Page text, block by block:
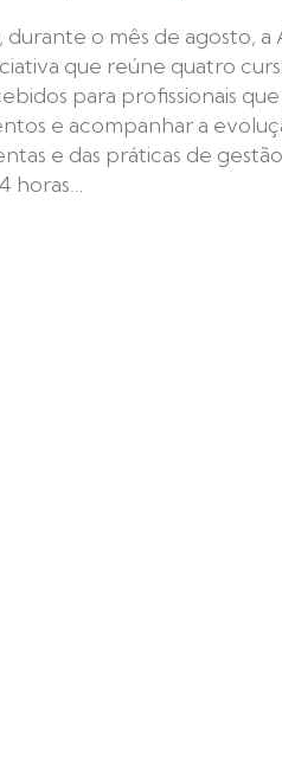
o mês de agosto, a
que reúne quatro
para profissionais
e acompanhar a
e das práticas de
horas…